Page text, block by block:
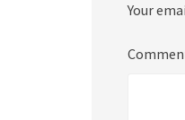
Your